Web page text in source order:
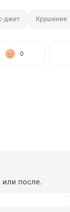
джет Крушение
0
после.